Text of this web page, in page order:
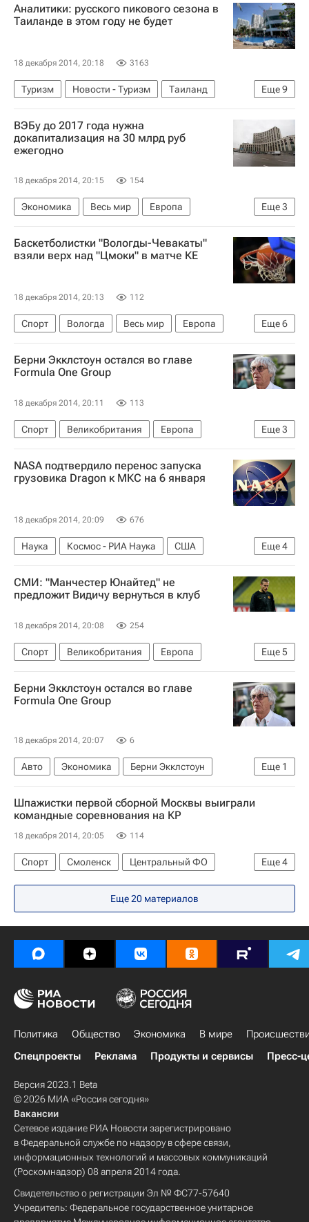
Аналитики: русского пикового сезона в
Таиланде в этом году не будет
18 декабря 2014, 20:18 3163
Еще9
Туризм Новости - Туризм
Таиланд
Азия
Весь мир
Европа
Андрей Новиков (АТЦ СНГ)
Аэрофлот
Tez Tour
Россия
ВЭБу до 2017 года нужна
докапитализация на 30 млрд руб
ежегодно
18 декабря 2014, 20:15 154
Еще3
Экономика Весь мир
Европа
Владимир Дмитриев
ВЭБ.РФ (ВЭБ)
Россия
Баскетболистки "Вологды-Чевакаты"
взяли верх над "Цмоки" в матче КЕ
18 декабря 2014, 20:13 112
Еще6
Спорт Вологда Весь мир
Европа
Вологодская область
Северо-Западный ФО
БК Вологда-Чеваката
Россия
Берни Экклстоун остался во главе
Formula One Group
18 декабря 2014, 20:11 113
Еще3
Спорт Великобритания
Европа
Весь мир
Берни Экклстоун Формула-1
NASA подтвердило перенос запуска
грузовика Dragon к МКС на 6 января
18 декабря 2014, 20:09 676
Еще4
Наука Космос - РИА Наука
США
Америка
Весь мир
Северная Америка
Falcon
СМИ: "Манчестер Юнайтед" не
предложит Видичу вернуться в клуб
18 декабря 2014, 20:08 254
Еще5
Спорт Великобритания
Европа
Весь мир
Неманья Видич
Луи ван Гал
Манчестер Юнайтед
Интер
Берни Экклстоун остался во главе
Formula One Group
18 декабря 2014, 20:07 6
Еще 1
Авто Экономика
Берни Экклстоун
Формула-1
Шпажистки первой сборной Москвы выиграли
командные соревнования на КР
18 декабря 2014, 20:05 114
Еще4
Спорт Смоленск
Центральный ФО
Весь мир
Европа
Смоленская область
Еще 20 материалов
Политика Общество Экономика В мире
Спецпроекты
Реклама Продукты и сервисы Пресс-
Версия 2023.1 Beta
© 2026 МИА «Россия сегодня»
Вакансии
Сетевое издание РИА Новости зарегистрировано
в Федеральной службе по надзору в сфере связи,
информационных технологий и массовых коммуникаций
(Роскомнадзор) 08 апреля 2014 года.
Свидетельство о регистрации Эл № ФС77-57640
Учредитель: Федеральное государственное унитарное